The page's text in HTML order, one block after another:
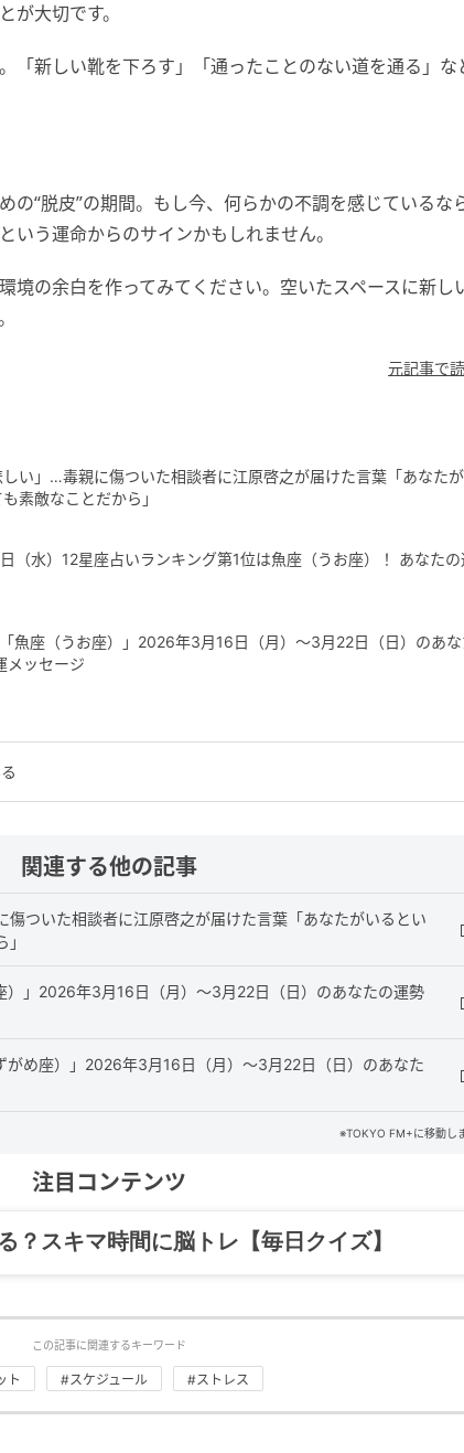
が大切です。
新しい靴を下ろす」「通ったことのない道を通る」な
“脱皮”の期間。もし今、何らかの不調を感じているなら
いう運命からのサインかもしれません。
境の余白を作ってみてください。空いたスペースに新し
元記事で
い」…毒親に傷ついた相談者に江原啓之が届けた言葉「あなた
素敵なことだから」
（水）12星座占いランキング第1位は魚座（うお座）！ あなた
魚座（うお座）」2026年3月16日（月）～3月22日（日）のあな
メッセージ
関連する他の記事
ついた相談者に江原啓之が届けた言葉「あなたがいるとい
）」2026年3月16日（月）～3月22日（日）のあなたの運勢
がめ座）」2026年3月16日（月）～3月22日（日）のあなた
※TOKYO FM+に移動し
注目コンテンツ
？スキマ時間に脳トレ【毎日クイズ】
この記事に関連するキーワード
ト #スケジュール #ストレス